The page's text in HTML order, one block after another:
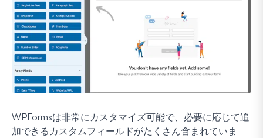
WPFormsは非常にカスタマイズ可能で、必要に応じて追
加できるカスタムフィールドがたくさん含まれていま